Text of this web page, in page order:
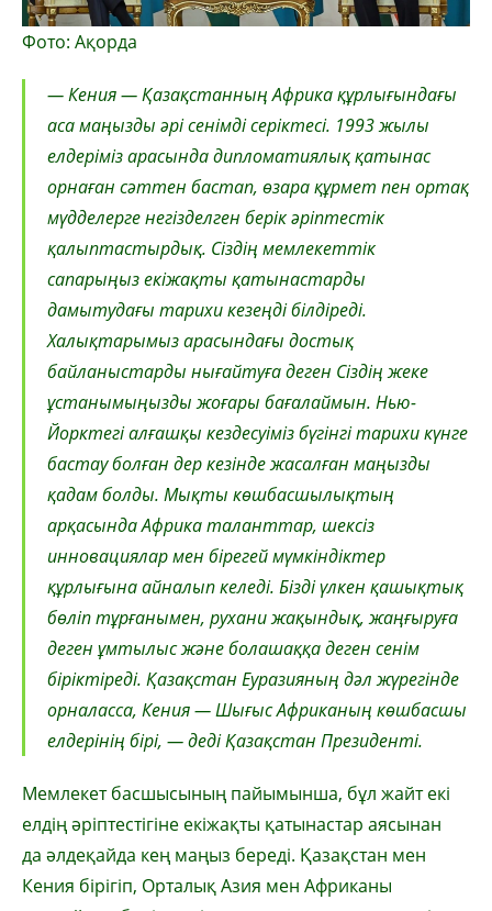
Фото: Ақорда
— Кения — Қазақстанның Африка құрлығындағы
аса маңызды әрі сенімді серіктесі. 1993 жылы
елдеріміз арасында дипломатиялық қатынас
орнаған сәттен бастап, өзара құрмет пен ортақ
мүдделерге негізделген берік әріптестік
қалыптастырдық. Сіздің мемлекеттік
сапарыңыз екіжақты қатынастарды
дамытудағы тарихи кезеңді білдіреді.
Халықтарымыз арасындағы достық
байланыстарды нығайтуға деген Сіздің жеке
ұстанымыңызды жоғары бағалаймын. Нью-
Йорктегі алғашқы кездесуіміз бүгінгі тарихи күнге
бастау болған дер кезінде жасалған маңызды
қадам болды. Мықты көшбасшылықтың
арқасында Африка таланттар, шексіз
инновациялар мен бірегей мүмкіндіктер
құрлығына айналып келеді. Бізді үлкен қашықтық
бөліп тұрғанымен, рухани жақындық, жаңғыруға
деген ұмтылыс және болашаққа деген сенім
біріктіреді. Қазақстан Еуразияның дәл жүрегінде
орналасса, Кения — Шығыс Африканың көшбасшы
елдерінің бірі, — деді Қазақстан Президенті.
Мемлекет басшысының пайымынша, бұл жайт екі
елдің әріптестігіне екіжақты қатынастар аясынан
да әлдеқайда кең маңыз береді. Қазақстан мен
Кения бірігіп, Орталық Азия мен Африканы